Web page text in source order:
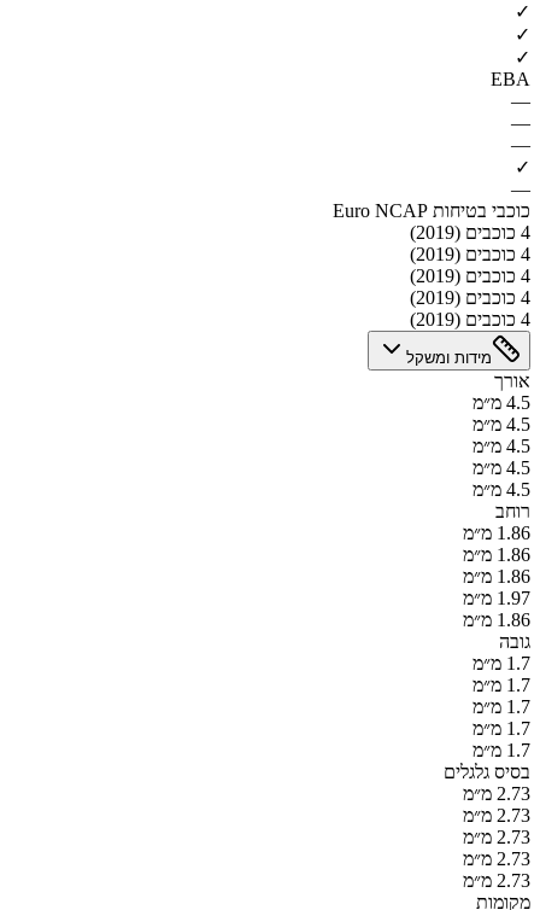
✓
✓
✓
EBA
—
—
—
✓
—
כוכבי בטיחות Euro NCAP
4 כוכבים (2019)
4 כוכבים (2019)
4 כוכבים (2019)
4 כוכבים (2019)
4 כוכבים (2019)
מידות ומשקל
אורך
4.5 מ״מ
4.5 מ״מ
4.5 מ״מ
4.5 מ״מ
4.5 מ״מ
רוחב
1.86 מ״מ
1.86 מ״מ
1.86 מ״מ
1.97 מ״מ
1.86 מ״מ
גובה
1.7 מ״מ
1.7 מ״מ
1.7 מ״מ
1.7 מ״מ
1.7 מ״מ
בסיס גלגלים
2.73 מ״מ
2.73 מ״מ
2.73 מ״מ
2.73 מ״מ
2.73 מ״מ
מקומות